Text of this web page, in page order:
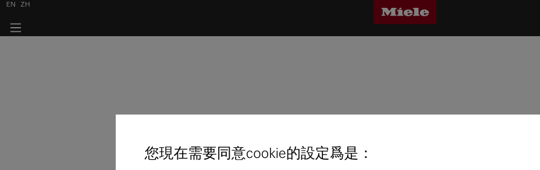
EN ZH
您現在需要同意cookie的設定爲是：